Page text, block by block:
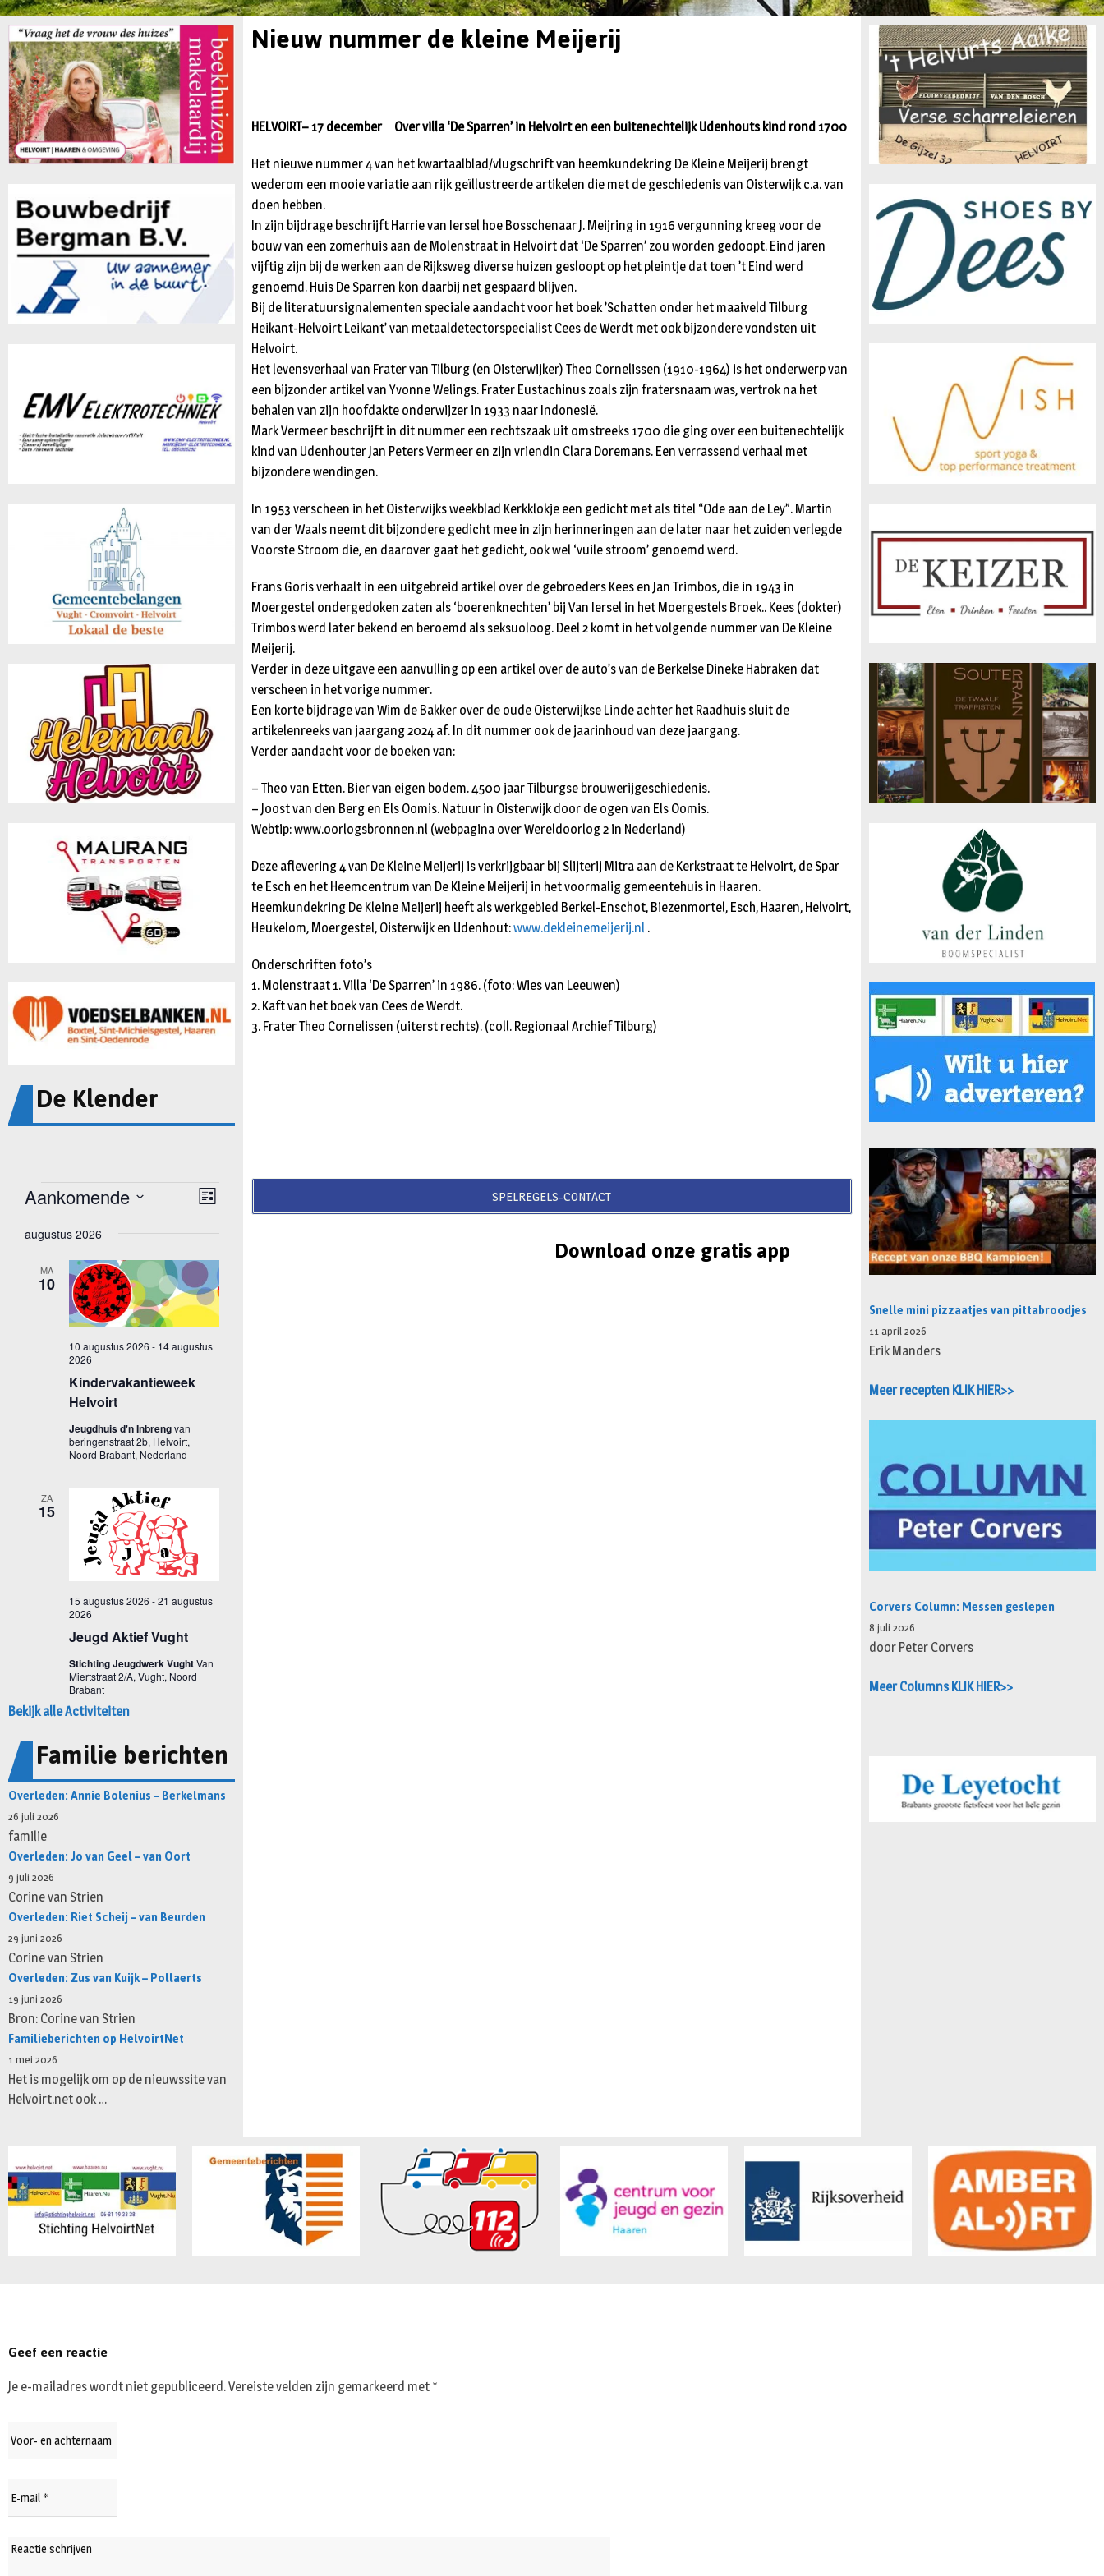
De Klender
Bekijk alle Activiteiten
Familie berichten
Overleden: Annie Bolenius – Berkelmans
26 juli 2026
familie
Overleden: Jo van Geel – van Oort
9 juli 2026
Corine van Strien
Overleden: Riet Scheij – van Beurden
29 juni 2026
Corine van Strien
Overleden: Zus van Kuijk – Pollaerts
19 juni 2026
Bron: Corine van Strien
Familieberichten op HelvoirtNet
1 mei 2026
Het is mogelijk om op de nieuwssite van
Helvoirt.net ook …
Nieuw nummer de kleine Meijerij
HELVOIRT– 17 december Over villa ‘De Sparren’ in Helvoirt en een buitenechtelijk Udenhouts kind rond 1700
Het nieuwe nummer 4 van het kwartaalblad/vlugschrift van heemkundekring De Kleine Meijerij brengt
wederom een mooie variatie aan rijk geïllustreerde artikelen die met de geschiedenis van Oisterwijk c.a. van
doen hebben.
In zijn bijdrage beschrijft Harrie van Iersel hoe Bosschenaar J. Meijring in 1916 vergunning kreeg voor de
bouw van een zomerhuis aan de Molenstraat in Helvoirt dat ‘De Sparren’ zou worden gedoopt. Eind jaren
vijftig zijn bij de werken aan de Rijksweg diverse huizen gesloopt op het pleintje dat toen ’t Eind werd
genoemd. Huis De Sparren kon daarbij net gespaard blijven.
Bij de literatuursignalementen speciale aandacht voor het boek ’Schatten onder het maaiveld Tilburg
Heikant-Helvoirt Leikant’ van metaaldetectorspecialist Cees de Werdt met ook bijzondere vondsten uit
Helvoirt.
Het levensverhaal van Frater van Tilburg (en Oisterwijker) Theo Cornelissen (1910-1964) is het onderwerp van
een bijzonder artikel van Yvonne Welings. Frater Eustachinus zoals zijn fratersnaam was, vertrok na het
behalen van zijn hoofdakte onderwijzer in 1933 naar Indonesië.
Mark Vermeer beschrijft in dit nummer een rechtszaak uit omstreeks 1700 die ging over een buitenechtelijk
kind van Udenhouter Jan Peters Vermeer en zijn vriendin Clara Doremans. Een verrassend verhaal met
bijzondere wendingen.
In 1953 verscheen in het Oisterwijks weekblad Kerkklokje een gedicht met als titel “Ode aan de Ley”. Martin
van der Waals neemt dit bijzondere gedicht mee in zijn herinneringen aan de later naar het zuiden verlegde
Voorste Stroom die, en daarover gaat het gedicht, ook wel ‘vuile stroom’ genoemd werd.
Frans Goris verhaalt in een uitgebreid artikel over de gebroeders Kees en Jan Trimbos, die in 1943 in
Moergestel ondergedoken zaten als ‘boerenknechten’ bij Van Iersel in het Moergestels Broek.. Kees (dokter)
Trimbos werd later bekend en beroemd als seksuoloog. Deel 2 komt in het volgende nummer van De Kleine
Meijerij.
Verder in deze uitgave een aanvulling op een artikel over de auto’s van de Berkelse Dineke Habraken dat
verscheen in het vorige nummer.
Een korte bijdrage van Wim de Bakker over de oude Oisterwijkse Linde achter het Raadhuis sluit de
artikelenreeks van jaargang 2024 af. In dit nummer ook de jaarinhoud van deze jaargang.
Verder aandacht voor de boeken van:
– Theo van Etten. Bier van eigen bodem. 4500 jaar Tilburgse brouwerijgeschiedenis.
– Joost van den Berg en Els Oomis. Natuur in Oisterwijk door de ogen van Els Oomis.
Webtip: www.oorlogsbronnen.nl (webpagina over Wereldoorlog 2 in Nederland)
Deze aflevering 4 van De Kleine Meijerij is verkrijgbaar bij Slijterij Mitra aan de Kerkstraat te Helvoirt, de Spar
te Esch en het Heemcentrum van De Kleine Meijerij in het voormalig gemeentehuis in Haaren.
Heemkundekring De Kleine Meijerij heeft als werkgebied Berkel-Enschot, Biezenmortel, Esch, Haaren, Helvoirt,
Heukelom, Moergestel, Oisterwijk en Udenhout:www.dekleinemeijerij.nl .
Onderschriften foto’s
1. Molenstraat 1. Villa ‘De Sparren’ in 1986. (foto: Wies van Leeuwen)
2. Kaft van het boek van Cees de Werdt.
3. Frater Theo Cornelissen (uiterst rechts). (coll. Regionaal Archief Tilburg)
SPELREGELS-CONTACT
Download onze gratis app
Snelle mini pizzaatjes van pittabroodjes
11 april 2026
Erik Manders
Meer recepten KLIK HIER>>
Corvers Column: Messen geslepen
8 juli 2026
door Peter Corvers
Meer Columns KLIK HIER>>
Geef een reactie
Je e-mailadres wordt niet gepubliceerd.Vereiste velden zijn gemarkeerd met *
n